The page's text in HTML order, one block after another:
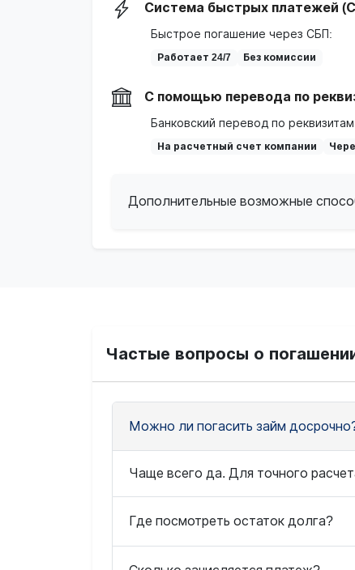
Система быстрых платежей
Быстрое погашение через СБП:
Работает 24/7 Без комиссии
С помощью перевода по
Банковский перевод по
На расчетный счет компании
Дополнительные возможные
Частые вопросы о
Можно ли погасить займ
Чаще всего да. Для точного
Где посмотреть остаток долга?